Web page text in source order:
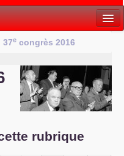
37e congrès 2016
rubrique